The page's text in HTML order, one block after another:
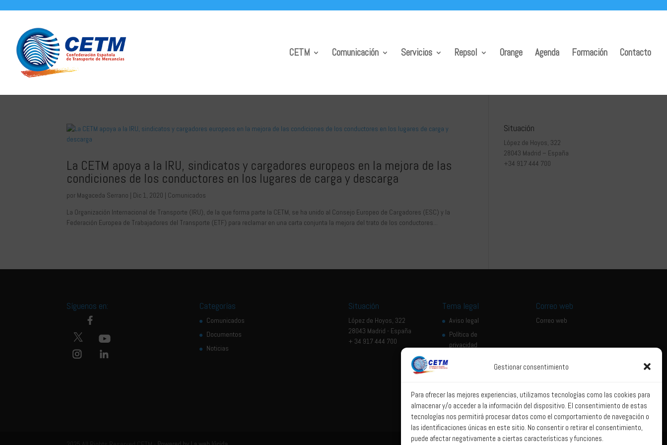
Gestionar consentimiento
Para ofrecer las mejores experiencias, utilizamos tecnologías como las cookies para
almacenar y/o acceder a la información del dispositivo. El consentimiento de estas
tecnologías nos permitirá procesar datos como el comportamiento de navegación o
las identificaciones únicas en este sitio. No consentir o retirar el consentimiento,
puede afectar negativamente a ciertas características y funciones.
CETM Comunicación Servicios Repsol Orange Agenda Formación Contacto
La CETM apoya a la IRU, sindicatos y cargadores europeos en la mejora de las
condiciones de los conductores en los lugares de carga y descarga
por Magaceda Serrano | Dic 1, 2020 | Comunicados
La Organización Internacional de Transporte (IRU), de la que forma parte la CETM, se ha unido al Consejo Europeo de Cargadores (ESC) y la
Federación Europea de Trabajadores del Transporte (ETF) para reclamar en una carta conjunta la mejora del trato de los conductores...
Situación
López de Hoyos, 322
28043 Madrid – España
+34 917 444 700
Síguenos en: Categorías
Comunicados
Documentos
Noticias
Situación
López de Hoyos, 322
28043 Madrid - España
+ 34 917 444 700
Tema legal
Aviso legal
Política de
privacidad
Política de Cookies
Correo web
Correo web